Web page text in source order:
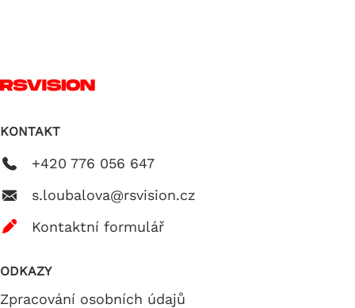
KONTAKT
+420 776 056 647
s.loubalova@rsvision.cz
Kontaktní formulář
ODKAZY
Zpracování osobních údajů